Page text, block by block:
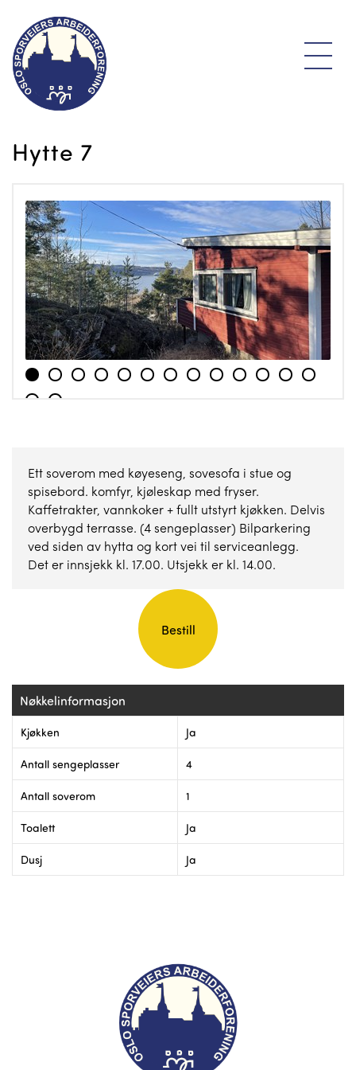
Hytte 7
2 3 4 5 6 7 8 9 10 11 12
13
15
Ett soverom med køyeseng, sovesofa i stue og
spisebord. komfyr, kjøleskap med fryser.
Kaffetrakter, vannkoker + fullt utstyrt kjøkken. Delvis
overbygd terrasse. (4 sengeplasser) Bilparkering
ved siden av hytta og kort vei til serviceanlegg.
Det er innsjekk kl. 17.00. Utsjekk er kl. 14.00.
Nøkkelinformasjon
Kjøkken Ja
Antall sengeplasser 4
Antall soverom 1
Toalett Ja
Dusj Ja